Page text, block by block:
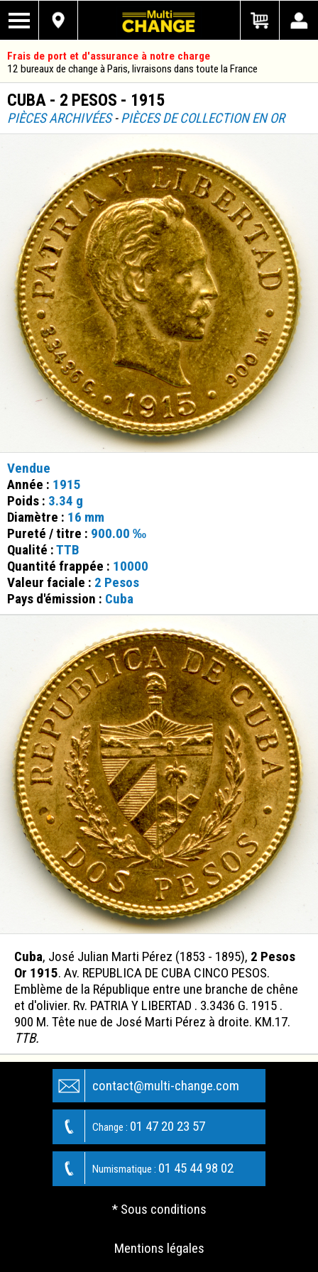
Frais de port et d'assurance à notre charge
12 bureaux de change à Paris, livraisons dans toute la France
CUBA - 2 PESOS - 1915
PIÈCES ARCHIVÉES-PIÈCES DE COLLECTION EN OR
Vendue
Année : 1915
Poids : 3.34 g
Diamètre : 16 mm
Pureté / titre : 900.00 ‰
Qualité :TTB
Quantité frappée : 10000
Valeur faciale : 2 Pesos
Pays d'émission : Cuba
Cuba, José Julian Marti Pérez (1853 - 1895), 2 Pesos
Or 1915. Av. REPUBLICA DE CUBA CINCO PESOS.
Emblème de la République entre une branche de chêne
et d'olivier. Rv. PATRIA Y LIBERTAD . 3.3436 G. 1915 .
900 M. Tête nue de José Marti Pérez à droite. KM.17.
TTB.
contact@multi-change.com
Change : 01 47 20 23 57
Numismatique : 01 45 44 98 02
* Sous conditions
Mentions légales